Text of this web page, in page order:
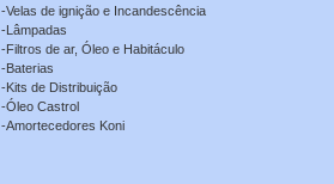
-Velas de ignição e Incandescência
-Lâmpadas
-Filtros de ar, Óleo e Habitáculo
-Baterias
-Kits de Distribuição
-Óleo Castrol
-Amortecedores Koni